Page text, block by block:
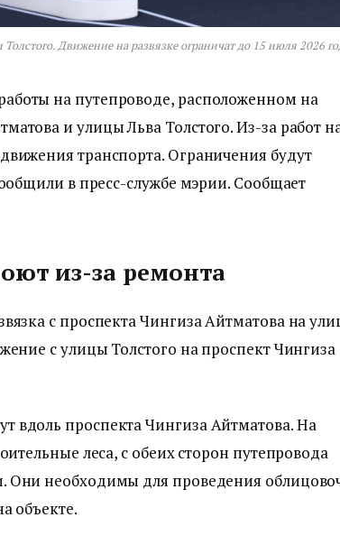
Движение на развязке ограничат до 15 июля 2026
на путепроводе, расположенном на
и улицы Льва Толстого. Из-за работ
транспорта. Ограничения будут
в пресс-службе мэрии. Сообщает
из-за ремонта
с проспекта Чингиза Айтматова на
с улицы Толстого на проспект Чингиза
вдоль проспекта Чингиза Айтматова. На
леса, с обеих сторон путепровода
Они необходимы для проведения
объекте.